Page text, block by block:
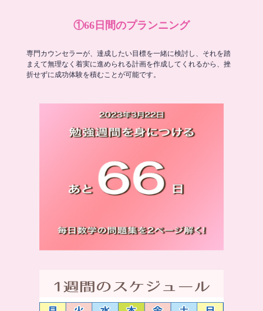
①66日間のプランニング
専門カウンセラーが、達成したい目標を一緒に検討し、それを踏
まえて無理なく着実に進められる計画を作成してくれるから、挫
折せずに成功体験を積むことが可能です。